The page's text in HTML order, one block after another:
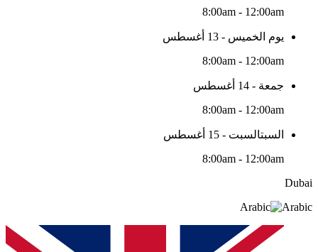
8:00am - 12:00am
يوم الخميس - 13 أغسطس
8:00am - 12:00am
جمعة - 14 أغسطس
8:00am - 12:00am
السبتالسبت - 15 أغسطس
8:00am - 12:00am
Dubai
Arabic